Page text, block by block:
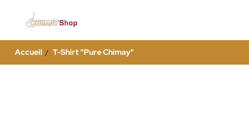
Accueil T-Shirt "Pure Chimay"